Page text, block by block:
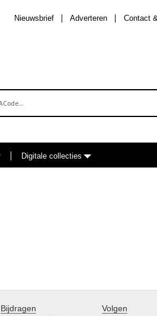
Contact
Adverteren
Nieuwsbrief
Digitale collecties
Bijdragen Volgen